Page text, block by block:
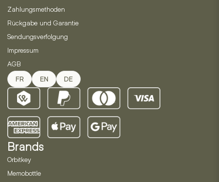
Zahlungsmethoden
Rückgabe und Garantie
Sendungsverfolgung
Impressum
AGB
FR EN DE
Brands
Orbitkey
Memobottle